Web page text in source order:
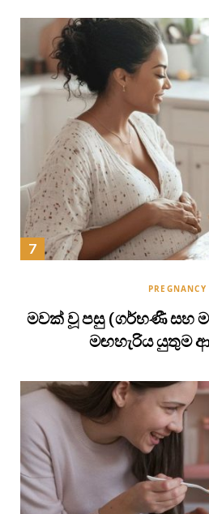
PREGNANCY
මවක් වූ පසු (ගර්භණී සහ
මඟහැරිය යුතුම